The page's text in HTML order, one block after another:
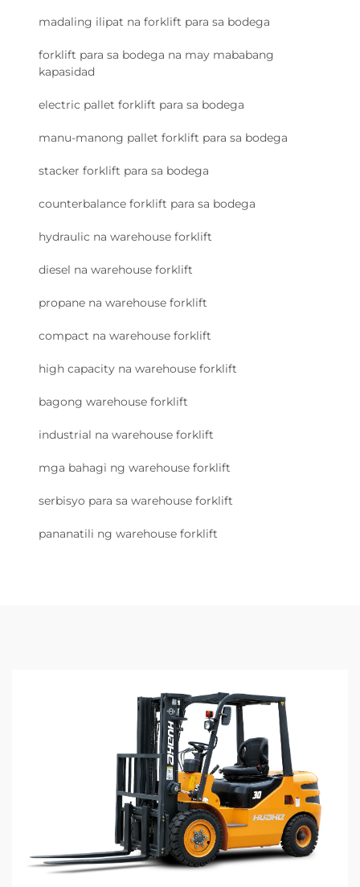
madaling ilipat na forklift para sa bodega
forklift para sa bodega na may mababang
kapasidad
electric pallet forklift para sa bodega
manu-manong pallet forklift para sa bodega
stacker forklift para sa bodega
counterbalance forklift para sa bodega
hydraulic na warehouse forklift
diesel na warehouse forklift
propane na warehouse forklift
compact na warehouse forklift
high capacity na warehouse forklift
bagong warehouse forklift
industrial na warehouse forklift
mga bahagi ng warehouse forklift
serbisyo para sa warehouse forklift
pananatili ng warehouse forklift